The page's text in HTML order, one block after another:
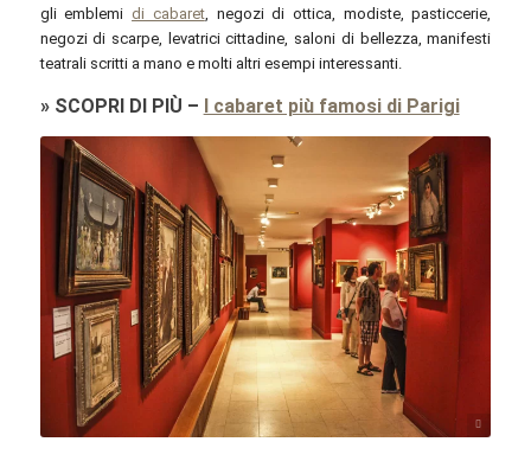
gli emblemi di cabaret, negozi di ottica, modiste, pasticcerie,
negozi di scarpe, levatrici cittadine, saloni di bellezza, manifesti
teatrali scritti a mano e molti altri esempi interessanti.
» SCOPRI DI PIÙ – I cabaret più famosi di Parigi
Shadowgate / flickr.com / CC BY 2.0